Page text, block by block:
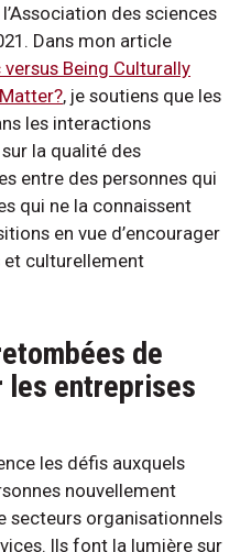
des sciences
Dans mon article
Being Culturally
, je soutiens que les
les interactions
la qualité des
entre des personnes qui
qui ne la connaissent
en vue d’encourager
et culturellement
de
les entreprises
les défis auxquels
nouvellement
secteurs organisationnels
Ils font la lumière sur